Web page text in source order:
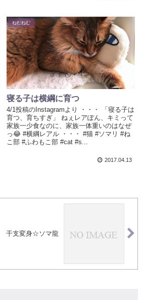
ねむねむ
寝る子は横綱に育つ
4/1投稿のInstagramより ・・・ 「寝る子は
育つ、育ちすぎ」 ねぇレアぽん、キミって
家族一少食なのに、家族一体重いのはなぜ
っ😂 #横綱レアル ・・・ #猫 #ソマリ #ね
こ部 #ふわもこ部 #cat #s...
2017.04.13
干支変身☆ソマ龍